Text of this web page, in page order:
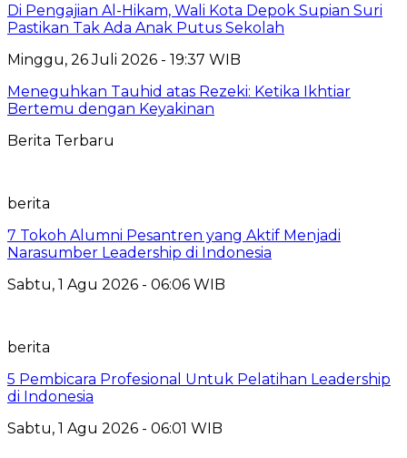
Di Pengajian Al-Hikam, Wali Kota Depok Supian Suri
Pastikan Tak Ada Anak Putus Sekolah
Minggu, 26 Juli 2026 - 19:37 WIB
Meneguhkan Tauhid atas Rezeki: Ketika Ikhtiar
Bertemu dengan Keyakinan
Berita Terbaru
berita
7 Tokoh Alumni Pesantren yang Aktif Menjadi
Narasumber Leadership di Indonesia
Sabtu, 1 Agu 2026 - 06:06 WIB
berita
5 Pembicara Profesional Untuk Pelatihan Leadership
di Indonesia
Sabtu, 1 Agu 2026 - 06:01 WIB